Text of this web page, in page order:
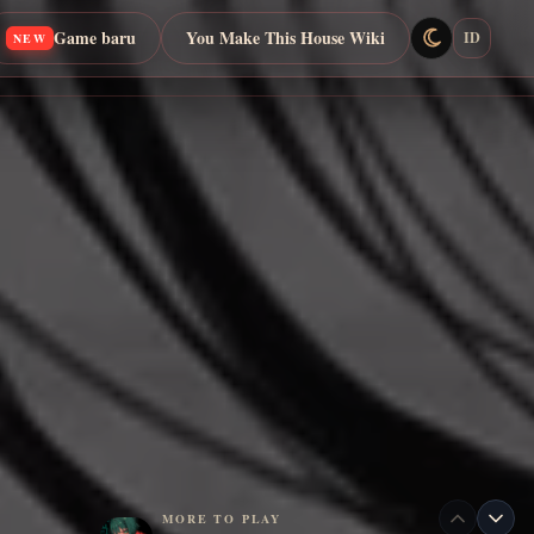
NEW Game baru You Make This House Wiki ID
MORE TO PLAY